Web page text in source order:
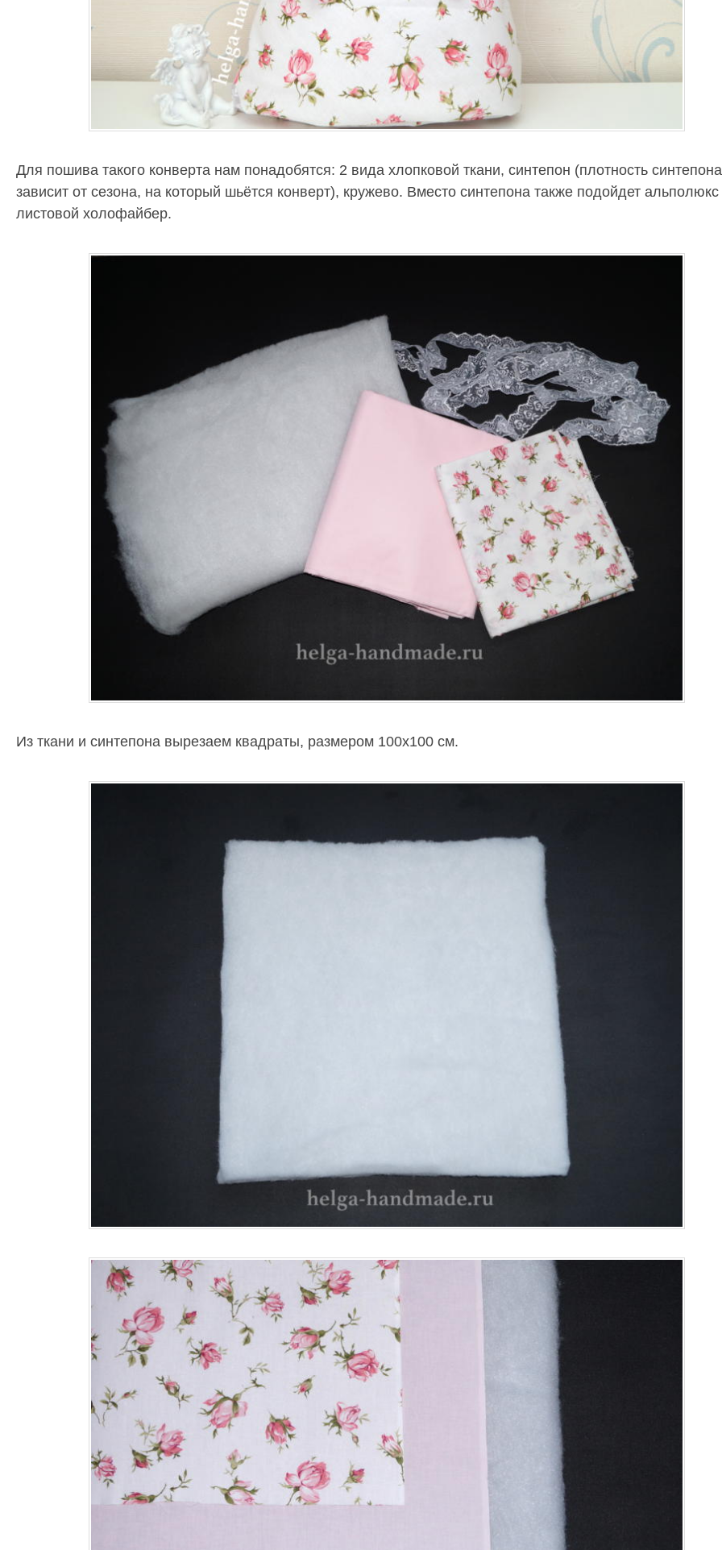
Для пошива такого конверта нам понадобятся: 2 вида хлопковой ткани, синтепон (плотность синтепона
зависит от сезона, на который шьётся конверт), кружево. Вместо синтепона также подойдет
листовой холофайбер.
Из ткани и синтепона вырезаем квадраты, размером 100х100 см.